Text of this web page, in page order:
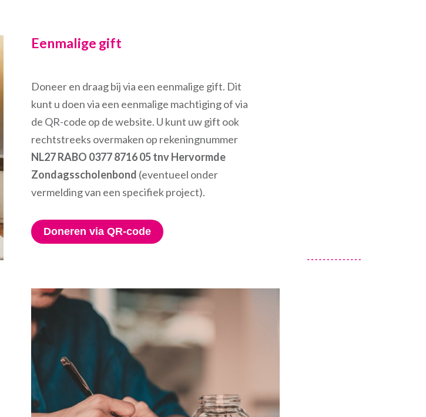
Eenmalige gift
Doneer en draag bij via een eenmalige gift. Dit
kunt u doen via een eenmalige machtiging of via
de QR-code op de website. U kunt uw gift ook
rechtstreeks overmaken op rekeningnummer
NL27 RABO 0377 8716 05 tnv Hervormde
Zondagsscholenbond (eventueel onder
vermelding van een specifiek project).
Doneren via QR-code